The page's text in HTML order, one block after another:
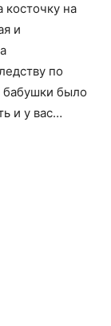
косточку на
и
по
было
и у вас…